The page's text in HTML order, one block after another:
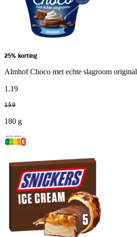
25% korting
Almhof Choco met echte slagroom original
1 .19
1.59
180 g